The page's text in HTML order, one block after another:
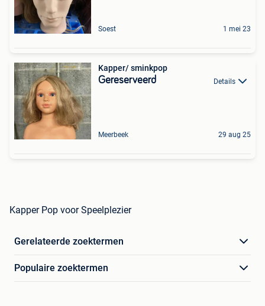
Soest 1 mei 23
Kapper/ sminkpop
Gereserveerd Details
Meerbeek 29 aug 25
Kapper Pop voor Speelplezier
Gerelateerde zoektermen
Populaire zoektermen